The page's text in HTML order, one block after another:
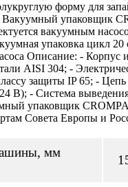
форму для
Вакуумный упаковщик
вакуумным
упаковка цикл 20
Описание: - Корпус
AISI 304; -
защиты IP 65; - Цепь
В); - Система
упаковщик
Совета Европы и
мм